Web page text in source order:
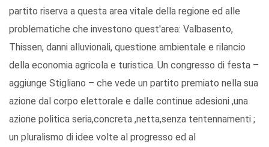
partito riserva a questa area vitale della regione ed alle
problematiche che investono quest'area: Valbasento,
Thissen, danni alluvionali, questione ambientale e rilancio
della economia agricola e turistica. Un congresso di festa –
aggiunge Stigliano – che vede un partito premiato nella sua
azione dal corpo elettorale e dalle continue adesioni ,una
azione politica seria,concreta ,netta,senza tentennamenti ;
un pluralismo di idee volte al progresso ed al